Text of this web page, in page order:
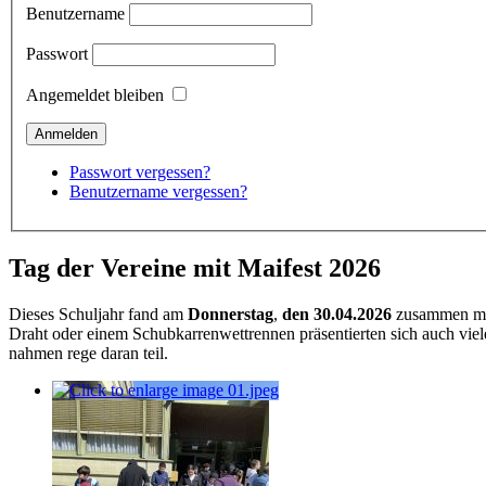
Benutzername
Passwort
Angemeldet bleiben
Passwort vergessen?
Benutzername vergessen?
Tag der Vereine mit Maifest 2026
Dieses Schuljahr fand am Donnerstag, den 30.04.2026 zusammen
Draht oder einem Schubkarrenwettrennen präsentierten sich auch
nahmen rege daran teil.